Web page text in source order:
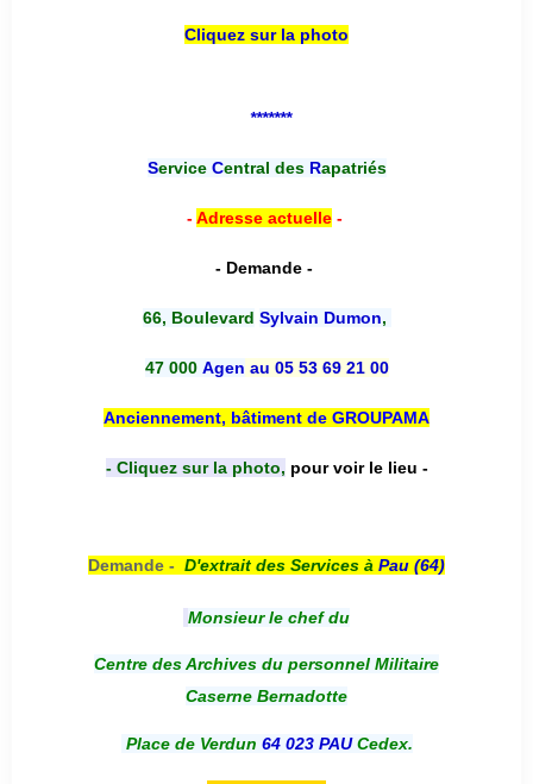
Cliquez sur la photo
*******
Service Central desRapatriés
-Adresse actuelle-
- Demande -
66, Boulevard Sylvain Dumon,
47 000 Agen au 05 53 69 21 00
Anciennement, bâtiment de GROUPAMA
- Cliquez sur la photo, pour voir le lieu -
Demande - D'extrait des Services à Pau (64)
Monsieur le chef du
Centre des Archives du personnel Militaire
Caserne Bernadotte
Place de Verdun 64 023 PAUCedex.